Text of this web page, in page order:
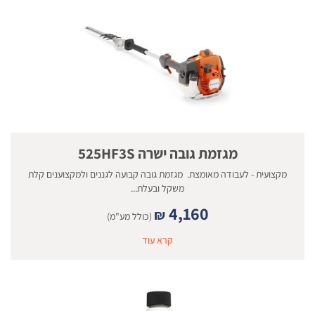
מגזמת גובה ישרה 525HF3S
מקצועית - לעבודה מאומצת. מגזמת גובה קבועה לגננים ולמקצוענים קלת
משקל ובעלת...
₪ 4,160
(כולל מע"מ)
קרא עוד